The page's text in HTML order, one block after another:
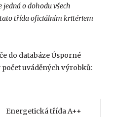
jedná o dohodu všech
třída oficiálním kritériem
do databáze Úsporné
uváděných výrobků:
Energetická třída A++